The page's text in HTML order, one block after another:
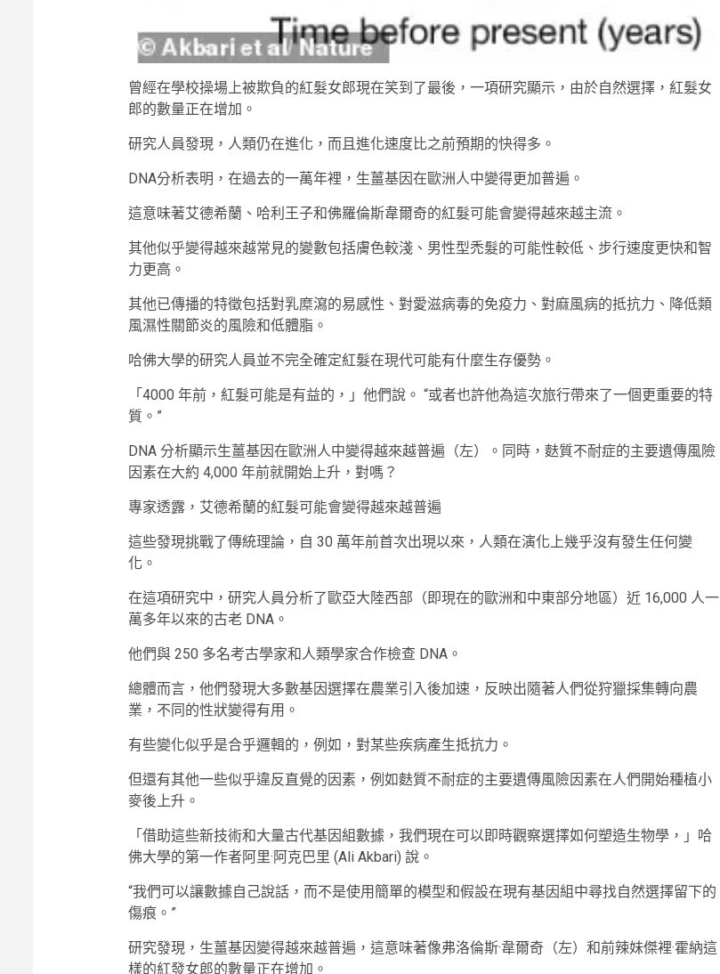
曾經在學校操場上被欺負的紅髮女郎現在笑到了最後，一項研究顯示，由於自然選擇，紅髮女
郎的數量正在增加。
研究人員發現，人類仍在進化，而且進化速度比之前預期的快得多。
DNA分析表明，在過去的一萬年裡，生薑基因在歐洲人中變得更加普遍。
這意味著艾德希蘭、哈利王子和佛羅倫斯韋爾奇的紅髮可能會變得越來越主流。
其他似乎變得越來越常見的變數包括膚色較淺、男性型禿髮的可能性較低、步行速度更快和智
力更高。
其他已傳播的特徵包括對乳糜瀉的易感性、對愛滋病毒的免疫力、對麻風病的抵抗力、降低類
風濕性關節炎的風險和低體脂。
哈佛大學的研究人員並不完全確定紅髮在現代可能有什麼生存優勢。
「4000 年前，紅髮可能是有益的，」他們說。 “或者也許他為這次旅行帶來了一個更重要的特
質。”
DNA 分析顯示生薑基因在歐洲人中變得越來越普遍（左）。同時，麩質不耐症的主要遺傳風險
因素在大約 4,000 年前就開始上升，對嗎？
專家透露，艾德希蘭的紅髮可能會變得越來越普遍
這些發現挑戰了傳統理論，自 30 萬年前首次出現以來，人類在演化上幾乎沒有發生任何變
化。
在這項研究中，研究人員分析了歐亞大陸西部（即現在的歐洲和中東部分地區）近 16,000 人一
萬多年以來的古老 DNA。
他們與 250 多名考古學家和人類學家合作檢查 DNA。
總體而言，他們發現大多數基因選擇在農業引入後加速，反映出隨著人們從狩獵採集轉向農
業，不同的性狀變得有用。
有些變化似乎是合乎邏輯的，例如，對某些疾病產生抵抗力。
但還有其他一些似乎違反直覺的因素，例如麩質不耐症的主要遺傳風險因素在人們開始種植小
麥後上升。
「借助這些新技術和大量古代基因組數據，我們現在可以即時觀察選擇如何塑造生物學，」哈
佛大學的第一作者阿里·阿克巴里 (Ali Akbari) 說。
“我們可以讓數據自己說話，而不是使用簡單的模型和假設在現有基因組中尋找自然選擇留下的
傷痕。”
研究發現，生薑基因變得越來越普遍，這意味著像弗洛倫斯·韋爾奇（左）和前辣妹傑裡·霍納這
樣的紅發女郎的數量正在增加。